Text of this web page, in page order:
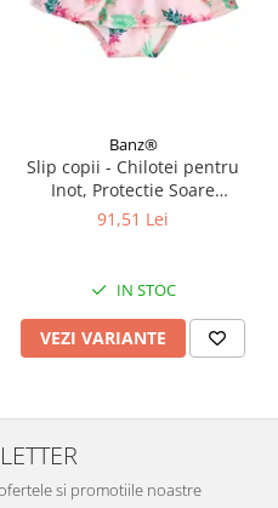
Banz®
Slip copii - Chilotei pentru
Inot, Protectie Soare
UPF50+, Floral Pink, Diverse
91,51 Lei
IN STOC
VEZI VARIANTE
si promotiile noastre